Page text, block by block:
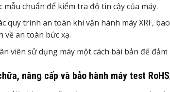
mẫu chuẩn để kiểm tra độ tin cậy của máy.
quy trình an toàn khi vận hành máy XRF,
về an toàn bức xạ.
viên sử dụng máy một cách bài bản để
nâng cấp và bảo hành máy test